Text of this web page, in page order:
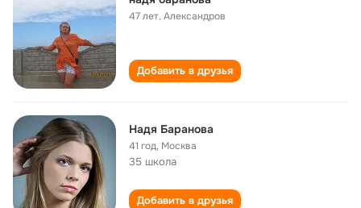
47 лет,Александров
Добавить в друзья
Надя Баранова
41 год, Москва
35 школа
Добавить в друзья